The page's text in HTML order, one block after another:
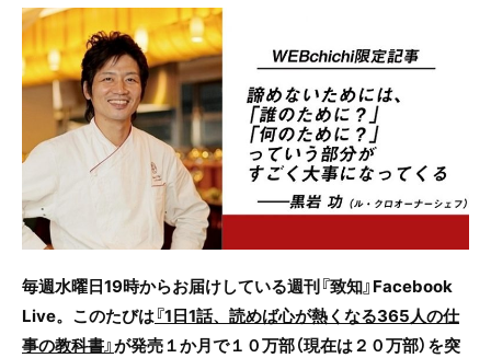
c
e
b
o
o
itt
er
e
毎週水曜日19時からお届けしている週刊『致知』Facebook
Live。このたびは『1日1話、読めば心が熱くなる365人の仕
事の教科書』が発売１か月で１０万部（現在は２０万部）を突